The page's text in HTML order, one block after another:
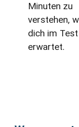
Minuten zu
verstehen,
dich im Test
erwartet.